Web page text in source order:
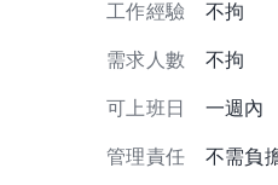
工作經驗 不拘
需求人數 不拘
可上班日 一週內
管理責任 不需負